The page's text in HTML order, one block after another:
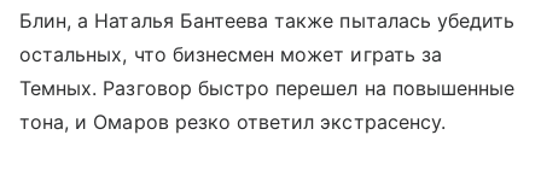
Блин, а Наталья Бантеева также пыталась убедить
остальных, что бизнесмен может играть за
Темных. Разговор быстро перешел на повышенные
тона, и Омаров резко ответил экстрасенсу.